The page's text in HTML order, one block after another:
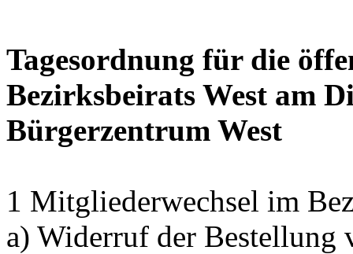
Tagesordnung für die
Bezirksbeirats West am
Bürgerzentrum West
1 Mitgliederwechsel im
a) Widerruf der